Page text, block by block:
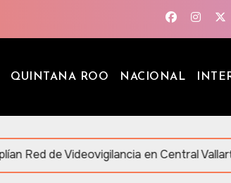
QUINTANA ROO NACIONAL
en Central Vallarta y la Ruta